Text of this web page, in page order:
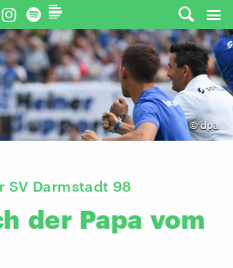
©dpa
SV Darmstadt 98
der Papa vom